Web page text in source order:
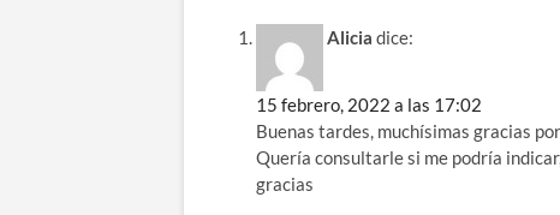
Alicia dice:
15 febrero, 2022 a las 17:02
Buenas tardes, muchísimas gracias
Quería consultarle si me podría
gracias